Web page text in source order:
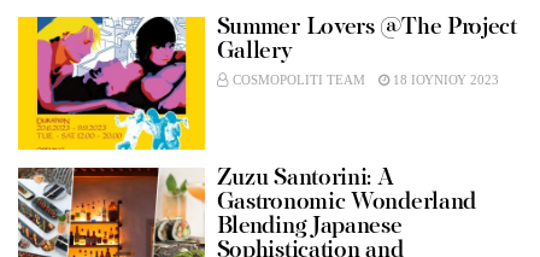
Summer Lovers @The Project
Gallery
COSMOPOLITI TEAM 18 ΙΟΥΝΙΟΥ 2023
Zuzu Santorini: A
Gastronomic Wonderland
Blending Japanese
Sophistication and